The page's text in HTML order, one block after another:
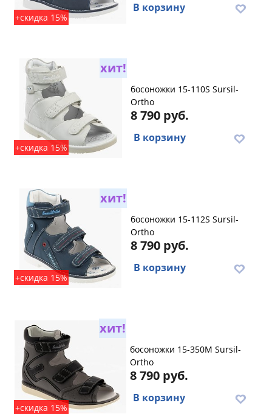
+скидка 15%
В корзину
хит!
+скидка 15%
босоножки 15-110S Sursil-
Ortho
8 790 руб.
В корзину
хит!
+скидка 15%
босоножки 15-112S Sursil-
Ortho
8 790 руб.
В корзину
хит!
+скидка 15%
босоножки 15-350M Sursil-
Ortho
8 790 руб.
В корзину